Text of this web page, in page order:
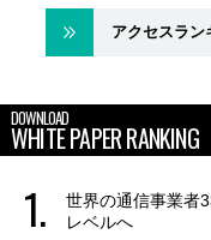
アクセスラン
DOWNLOAD
WHITE PAPER RANKING
世界の通信事業者
レベルへ